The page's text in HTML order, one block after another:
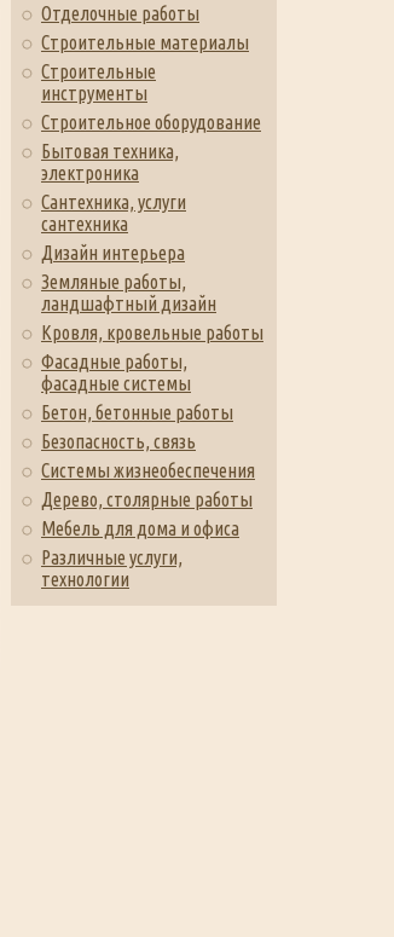
Отделочные работы
Строительные материалы
Строительные
инструменты
Строительное оборудование
Бытовая техника,
электроника
Сантехника, услуги
сантехника
Дизайн интерьера
Земляные работы,
ландшафтный дизайн
Кровля, кровельные работы
Фасадные работы,
фасадные системы
Бетон, бетонные работы
Безопасность, связь
Системы жизнеобеспечения
Дерево, столярные работы
Мебель для дома и офиса
Различные услуги,
технологии